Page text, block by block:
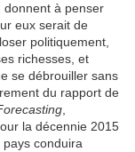
donnent à penser
eux serait de
politiquement,
richesses, et
se débrouiller sans
du rapport de
la décennie 2015
conduira